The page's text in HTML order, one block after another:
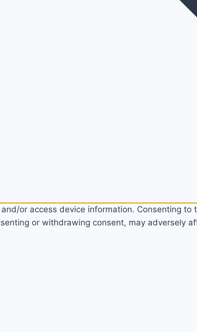
or access device information. Consenting
or withdrawing consent, may adversely